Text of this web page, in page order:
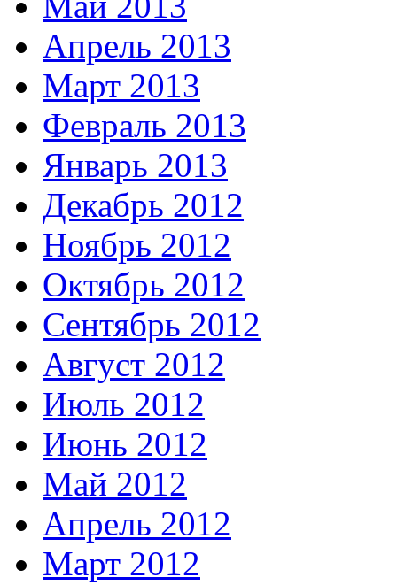
Апрель 2013
Март 2013
Февраль 2013
Январь 2013
Декабрь 2012
Ноябрь 2012
Октябрь 2012
Сентябрь 2012
Август 2012
Июль 2012
Июнь 2012
Май 2012
Апрель 2012
Март 2012